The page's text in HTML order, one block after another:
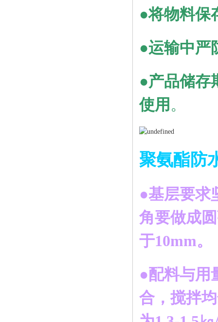
●将物料保
●运输中严
●产品储存
使用 。
聚氨酯防
●基层要求
角要做成
于10mm。
●配料与用
合，搅拌